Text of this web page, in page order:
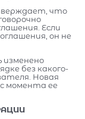
что
Если
он не
изменено
без какого-
Новая
момента ее